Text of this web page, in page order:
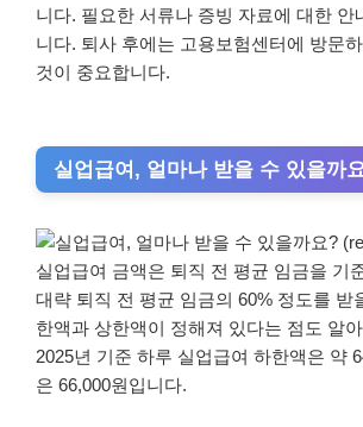
니다. 필요한 서류나 증빙 자료에 대한 안
니다. 퇴사 후에는 고용보험센터에 방문
것이 중요합니다.
실업급여, 얼마나 받을 수 있을까
실업급여 금액은 퇴직 전 평균 임금을 기
대략 퇴직 전 평균 임금의 60% 정도를 받
한액과 상한액이 정해져 있다는 점도 알
2025년 기준 하루 실업급여 하한액은 약
은 66,000원입니다.